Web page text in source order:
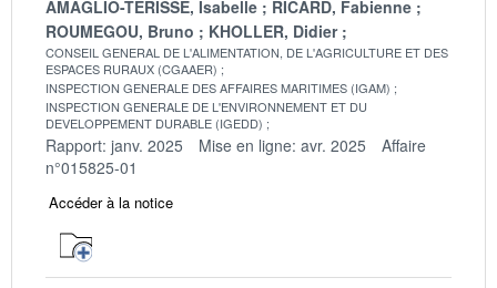
AMAGLIO-TERISSE, Isabelle
RICARD, Fabienne
ROUMEGOU, Bruno
KHOLLER, Didier
CONSEIL GENERAL DE L'ALIMENTATION, DE L'AGRICULTURE ET DES
ESPACES RURAUX (CGAAER)
INSPECTION GENERALE DES AFFAIRES MARITIMES (IGAM)
INSPECTION GENERALE DE L'ENVIRONNEMENT ET DU
DEVELOPPEMENT DURABLE (IGEDD)
Rapport: janv. 2025 Mise en ligne: avr. 2025
Affaire
n°015825-01
Accéder à la notice